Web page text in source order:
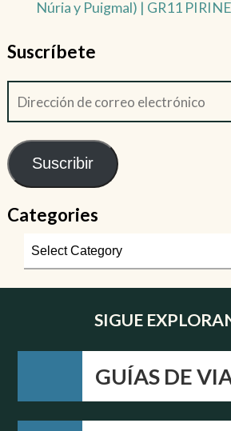
Núria y Puigmal) | GR11
Suscríbete
Suscribir
Categories
SIGUE
GUÍAS DE